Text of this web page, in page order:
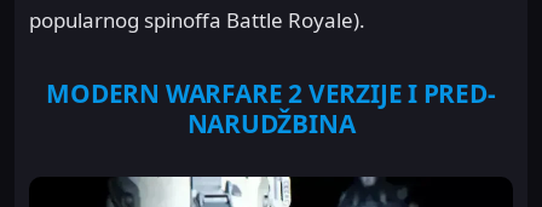
popularnog spinoffa Battle Royale).
MODERN WARFARE 2 VERZIJE I PRED-
NARUDŽBINA